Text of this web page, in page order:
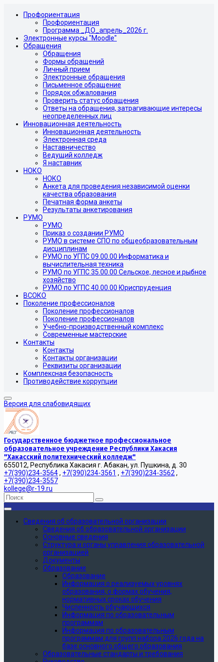
Профориентация
Профориентация
Программа _ДО_апрель_2026 г.
Электронные курсы "Moodle"
Обращения
Обращения
Формы обращений
Личный прием
Электронные обращения
Письменное обращение
Порядок обжалования
Проверить статус обращения
Ответы на обращения, затрагивающие интересы
неопределенных лиц
Инновационная деятельность
Инновационная деятельность
Электронная среда
Наставничество
Ведущий колледж
Я наставник
НОКО
НОКО
Анкета для проведения независимой оценки
качества образования
Печатная форма анкеты
Результаты анкетирования
РУМО
РУМО
Приказ о создании РУМО
РУМО в системе СПО по общеобразовательным
дисциплинам
РУМО по УГПС 09.00.00 Информатика и
вычислительная техника
РУМО по УГПС 35.00.00 Сельское, лесное и рыбное
хозяйство
РУМО по УГПС 40.00.00 Юриспруденция
ВСОКО
Поколение профессионалов
Поколение профессионалов
Поколение профессионалов
Учебно-производственный комплекс
Современные мастерские
Контакты
Контакты
Контакты организации
Реквизиты организации
Комплексная безопасность
Противодействие коррупции
Версия для слабовидящих
Государственное бюджетное профессиональное
образовательное учреждение Республики Хакасия
"Хакасский политехнический колледж"
655012, Республика Хакасия г. Абакан, ул. Пушкина, д. 30
+7(390)234-3564, +7(390)234-3561 , +7(390)234-3562 ,
+7(390)234-3557
kollege@r-19.ru
Сведения об образовательной организации
Сведения об образовательной организации
Основные сведения
Структура и органы управления образовательной
организацией
Документы
Образование
Образование
Информация о реализуемых уровнях
образования, о формах обучения,
нормативных сроках обучения
Численность обучающихся
Информация по образовательным
программам
Информация по образовательным
программам для групп набора 2026 года на
базе основного общего образования
Образовательные стандарты и требования